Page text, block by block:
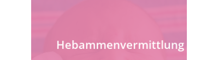
Hebammenvermittlung